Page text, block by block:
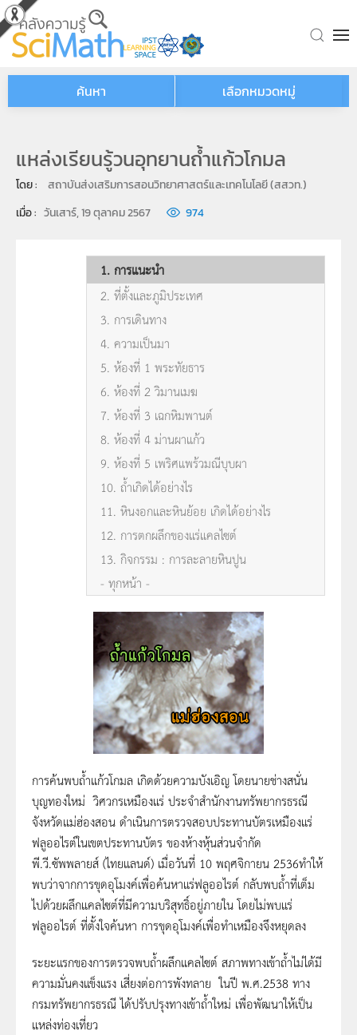
Skip to main content
ค้นหา เลือกหมวดหมู่
แหล่งเรียนรู้วนอุทยานถ้ำแก้วโกมล
โดย :
สถาบันส่งเสริมการสอนวิทยาศาสตร์และเทคโนโลยี (สสวท.)
เมื่อ : วันเสาร์, 19 ตุลาคม 2567 974
1. การแนะนำ
2. ที่ตั้งและภูมิประเทศ
3. การเดินทาง
4. ความเป็นมา
5. ห้องที่ 1 พระทัยธาร
6. ห้องที่ 2 วิมานเมฆ
7. ห้องที่ 3 เฉกหิมพานต์
8. ห้องที่ 4 ม่านผาแก้ว
9. ห้องที่ 5 เพริศแพร้วมณีบุบผา
10. ถ้ำเกิดได้อย่างไร
11. หินงอกและหินย้อย เกิดได้อย่างไร
12. การตกผลึกของแร่แคลไซต์
13. กิจกรรม : การละลายหินปูน
- ทุกหน้า -
การค้นพบถ้ำแก้วโกมล เกิดด้วยความบังเอิญ โดยนายช่างสนั่น
บุญทองใหม่ วิศวกรเหมืองแร่ ประจำสำนักงานทรัพยากรธรณี
จังหวัดแม่ฮ่องสอน ดำเนินการตรวจสอบประทานบัตรเหมืองแร่
ฟลูออไรต์ในเขตประทานบัตร ของห้างหุ้นส่วนจำกัด
พี.วี.ซัพพลายส์ (ไทยแลนด์) เมื่อวันที่ 10 พฤศจิกายน 2536ทำให้
พบว่าจากการขุดอุโมงค์เพื่อค้นหาแร่ฟลูออไรต์ กลับพบถ้ำที่เต็ม
ไปด้วยผลึกแคลไซต์ที่มีความบริสุทธิ์อยู่ภายใน โดยไม่พบแร่
ฟลูออไรต์ ที่ตั้งใจค้นหา การขุดอุโมงค์เพื่อทำเหมืองจึงหยุดลง
ระยะแรกของการตรวจพบถ้ำผลึกแคลไซต์ สภาพทางเข้าถ้ำไม่ได้มี
ความมั่นคงแข็งแรง เสี่ยงต่อการพังทลาย ในปี พ.ศ.2538 ทาง
กรมทรัพยากรธรณี ได้ปรับปรุงทางเข้าถ้ำใหม่ เพื่อพัฒนาให้เป็น
แหล่งท่องเที่ยว